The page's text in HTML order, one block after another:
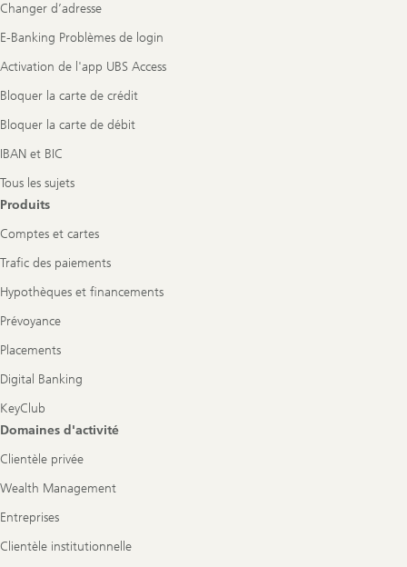
Changer d’adresse
E-Banking Problèmes de login
Activation de l'app UBS Access
Bloquer la carte de crédit
Bloquer la carte de débit
IBAN et BIC
Tous les sujets
Produits
Comptes et cartes
Trafic des paiements
Hypothèques et financements
Prévoyance
Placements
Digital Banking
KeyClub
Domaines d'activité
Clientèle privée
Wealth Management
Entreprises
Clientèle institutionnelle